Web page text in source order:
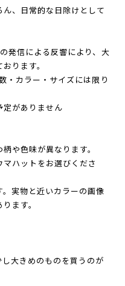
、日常的な日除けとして
発信による反響により、大
ります。
・カラー・サイズには限り
がありません
や色味が異なります。
ハットをお選びくださ
実物と近いカラーの画像
ます。
大きめのものを買うのが